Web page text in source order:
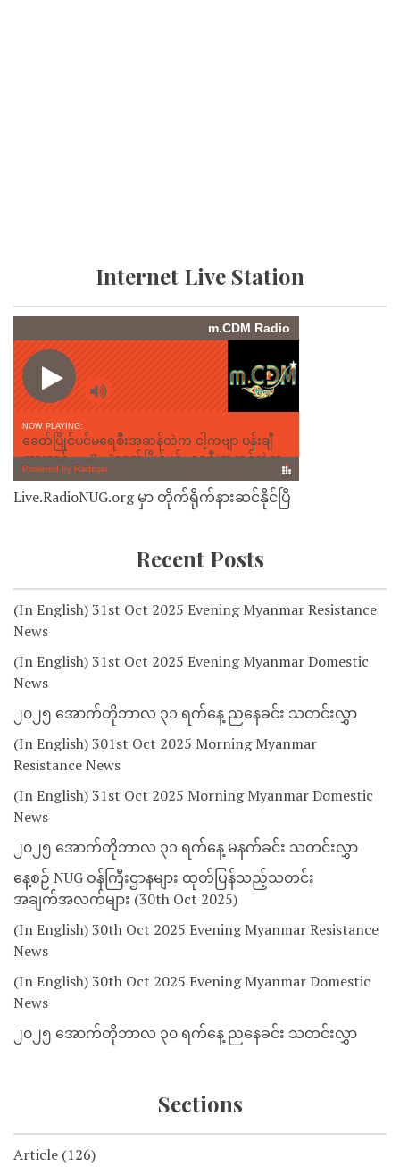
Internet Live Station
Live.RadioNUG.org မှာ တိုက်ရိုက်နားဆင်နိုင်ပြီ
Recent Posts
(In English) 31st Oct 2025 Evening Myanmar Resistance
News
(In English) 31st Oct 2025 Evening Myanmar Domestic
News
၂၀၂၅ အောက်တိုဘာလ ၃၁ ရက်နေ့ ညနေခင်း သတင်းလွှာ
(In English) 301st Oct 2025 Morning Myanmar
Resistance News
(In English) 31st Oct 2025 Morning Myanmar Domestic
News
၂၀၂၅ အောက်တိုဘာလ ၃၁ ရက်နေ့ မနက်ခင်း သတင်းလွှာ
နေ့စဉ် NUG ဝန်ကြီးဌာနများ ထုတ်ပြန်သည့်သတင်း
အချက်အလက်များ (30th Oct 2025)
(In English) 30th Oct 2025 Evening Myanmar Resistance
News
(In English) 30th Oct 2025 Evening Myanmar Domestic
News
၂၀၂၅ အောက်တိုဘာလ ၃၀ ရက်နေ့ ညနေခင်း သတင်းလွှာ
Sections
Article (126)